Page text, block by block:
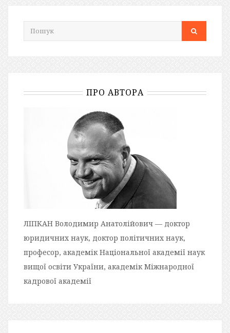
ПРО АВТОРА
ЛІПКАН Володимир Анатолійович — доктор
юридичних наук, доктор політичних наук,
професор, академік Національної академії наук
вищої освіти України, академік Міжнародної
кадрової академії